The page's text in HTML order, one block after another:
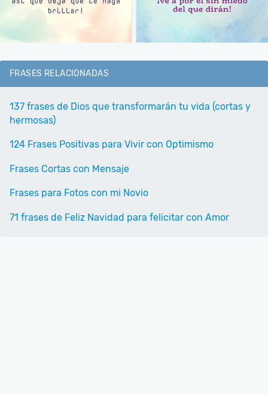
FRASES RELACIONADAS
137 frases de Dios que transformarán tu vida (cortas y
hermosas)
124 Frases Positivas para Vivir con Optimismo
Frases Cortas con Mensaje
Frases para Fotos con mi Novio
71 frases de Feliz Navidad para felicitar con Amor